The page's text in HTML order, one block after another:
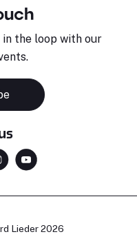
the loop with our
Lieder 2026